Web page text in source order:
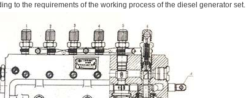
to the requirements of the working process of the diesel generator set.